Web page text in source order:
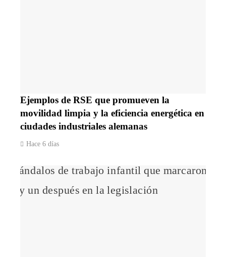
Ejemplos de RSE que promueven la
movilidad limpia y la eficiencia energética en
ciudades industriales alemanas
Hace 6 días